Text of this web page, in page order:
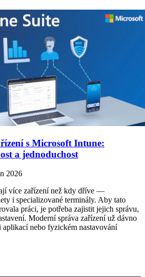
s Microsoft Intune:
a jednoduchost
2026
více zařízení než kdy dříve —
i specializované terminály. Aby tato
práci, je potřeba zajistit jejich správu,
Moderní správa zařízení už dávno
aplikací nebo fyzickém nastavování